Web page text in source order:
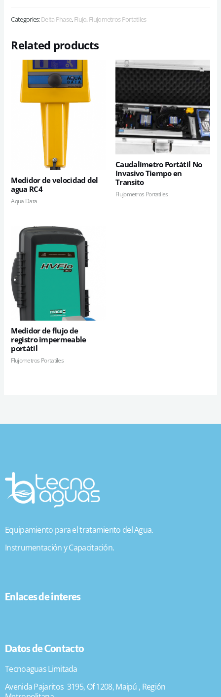
Categories:Delta Phase,Flujo,Flujometros Portatiles
Related products
Medidor de velocidad del
agua RC4
Aqua Data
Caudalímetro Portátil No
Invasivo Tiempo en
Transito
Flujometros Portatiles
Medidor de flujo de
registro impermeable
portátil
Flujometros Portatiles
Equipamiento para el tratamiento del Agua.
Instrumentación y Capacitación.
Enlaces de interes
Datos de Contacto
Tecnoaguas Limitada
Avenida Pajaritos 3195, Of 1208, Maipú , Región